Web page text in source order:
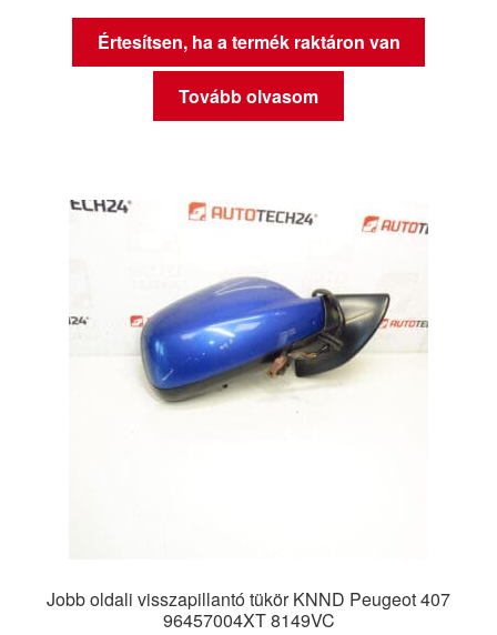
Értesítsen, ha a termék raktáron van
Tovább olvasom
Jobb oldali visszapillantó tükör KNND Peugeot 407
96457004XT 8149VC